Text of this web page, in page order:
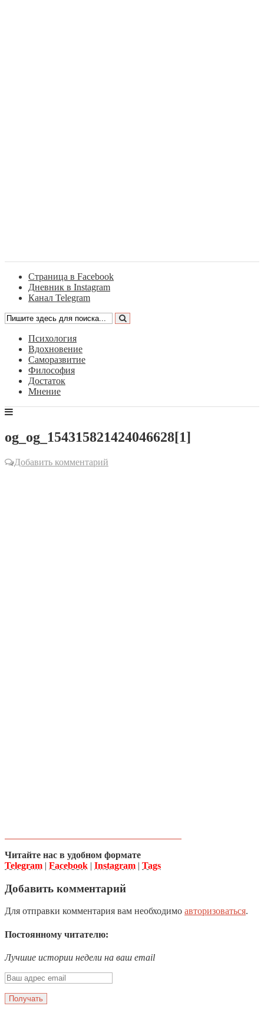
Страница в Facebook
Дневник в Instagram
Канал Telegram
Психология
Вдохновение
Саморазвитие
Философия
Достаток
Мнение
og_og_154315821424046628[1]
Добавить комментарий
Читайте нас в удобном формате
Telegram | Facebook | Instagram | Tags
Добавить комментарий
Для отправки комментария вам необходимо авторизоваться.
Постоянному читателю:
Лучшие истории недели на ваш email